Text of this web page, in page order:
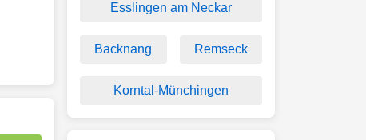
Esslingen am Neckar
Backnang Remseck
Korntal-Münchingen